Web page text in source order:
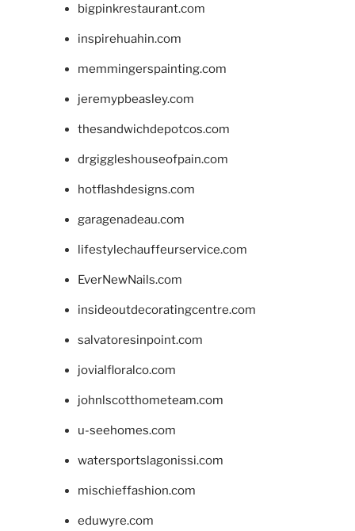
bigpinkrestaurant.com
inspirehuahin.com
memmingerspainting.com
jeremypbeasley.com
thesandwichdepotcos.com
drgiggleshouseofpain.com
hotflashdesigns.com
garagenadeau.com
lifestylechauffeurservice.com
EverNewNails.com
insideoutdecoratingcentre.com
salvatoresinpoint.com
jovialfloralco.com
johnlscotthometeam.com
u-seehomes.com
watersportslagonissi.com
mischieffashion.com
eduwyre.com